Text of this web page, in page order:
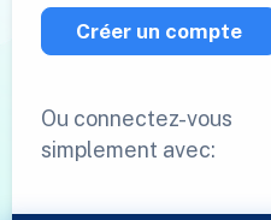
Créer un compte
Ou connectez-vous
simplement avec: